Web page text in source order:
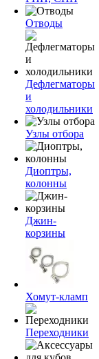
Отводы
Дефлегматоры
и
холодильники
Узлы отбора
Диоптры,
колонны
Джин-
корзины
Хомут-кламп
Переходники